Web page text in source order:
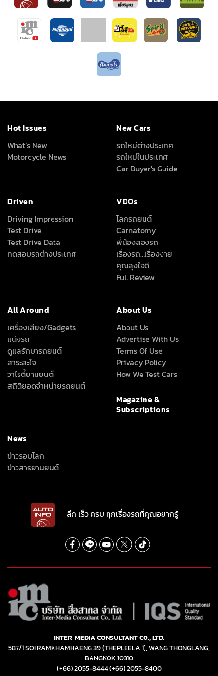
Hot Issues
What’s New
Motorcycle News
New Cars
รถใหม่ต่างประเทศ
รถใหม่ในประเทศ
Car Buyer's Guide
Driven
Driving Impression
Test Drive
Test Drive Data
ทดสอบรถต่างประเทศ
VDOs
โลกรถยนต์
Carnatomy
พี่น้องลองรถ
เรื่องรถ…เรื่องง่าย
คุณลุงใจดี
Full Review
All Around
เครื่องเสียง/Gadgets
แต่งรถ
ดูแลรักษารถยนต์
สาระสะใจ
วาไรตี้ยานยนต์
สถิติยอดจำหน่ายรถยนต์
About Us
About Us
Advertise With Us
Terms Of Use
Privacy Policy
How We Test Cars
Magazine &
Subscriptions
News
ข่าวรอบโลก
ข่าวสารยานยนต์
ลึก เร็ว ครบ ทุกเรื่องรถที่คุณอยากรู้
INTER-MEDIA CONSULTANT CO., LTD.
587/1 SOI RAMKHAMHAENG 39 (THEPLEELA 1), WANG THONGLANG,
BANGKOK 10310
(+66) 2055-8444(+66) 2055-8400